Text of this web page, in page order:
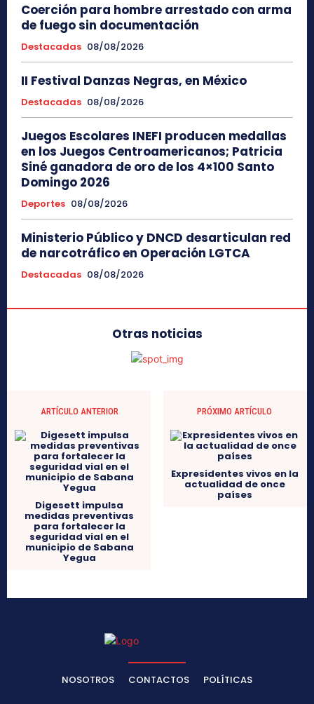
Coerción para hombre arrestado con arma
de fuego sin documentación
Destacadas 08/08/2026
II Festival Danzas Negras, en México
Destacadas 08/08/2026
Juegos Escolares INEFI producen medallas
en los Juegos Centroamericanos; Patricia
Siné ganadora de oro de los 4×100 Santo
Domingo 2026
Deportes 08/08/2026
Ministerio Público y DNCD desarticulan red
de narcotráfico en Operación LGTCA
Destacadas 08/08/2026
Otras noticias
ARTÍCULO ANTERIOR
Digesett impulsa
medidas preventivas
para fortalecer la
seguridad vial en el
municipio de Sabana
Yegua
PRÓXIMO ARTÍCULO
Expresidentes vivos en la
actualidad de once
países
NOSOTROS CONTACTOS POLÍTICAS